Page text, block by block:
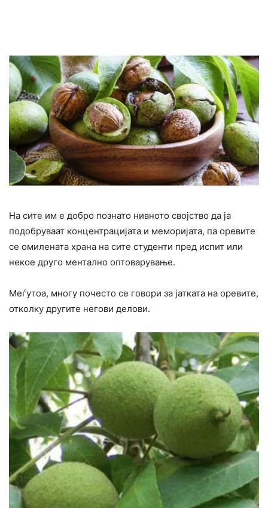
На сите им е добро познато нивното својство да ја
подобруваат концентрацијата и меморијата, па оревите
се омилената храна на сите студенти пред испит или
некое друго ментално оптоварување.
Меѓутоа, многу почесто се говори за јатката на оревите,
отколку другите негови делови.